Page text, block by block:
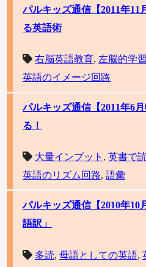
パルキッズ通信【2011年11
る英語術
右脳英語教育, 左脳的学習
英語のイメージ回路
パルキッズ通信【2011年6
る！
大量インプット , 英書で
英語のリズム回路, 語彙
パルキッズ通信【2010年10
語訳」
多読, 母語としての英語,